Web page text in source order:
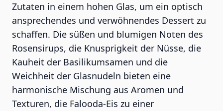
Zutaten in einem hohen Glas, um ein optisch
ansprechendes und verwöhnendes Dessert zu
schaffen. Die süßen und blumigen Noten des
Rosensirups, die Knusprigkeit der Nüsse, die
Kauheit der Basilikumsamen und die
Weichheit der Glasnudeln bieten eine
harmonische Mischung aus Aromen und
Texturen, die Falooda-Eis zu einer